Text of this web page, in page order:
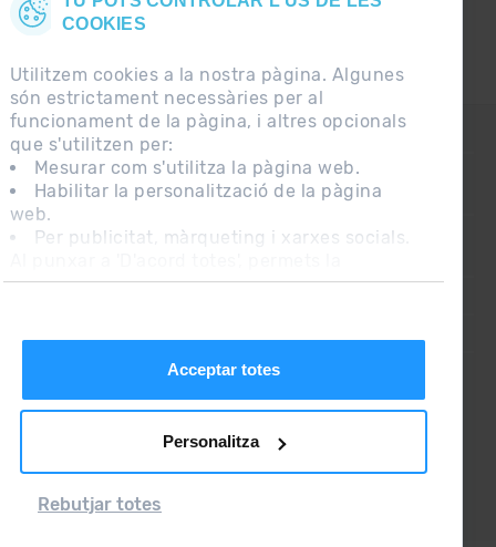
COOKIES
Utilitzem cookies a la nostra pàgina. Algunes
són estrictament necessàries per al
funcionament de la pàgina, i altres opcionals
que s'utilitzen per:
Mesurar com s'utilitza la pàgina web.
Habilitar la personalització de la pàgina
web.
Per publicitat, màrqueting i xarxes socials.
instal·lació de les cookies. Si prefereixes
Acceptar totes
Personalitza
Rebutjar totes
CONTACTE
PREGUNTES FREQÜENTS